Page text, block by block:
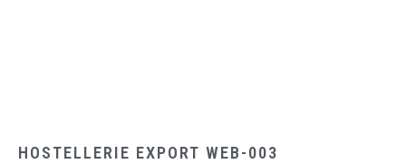
HOSTELLERIE EXPORT WEB-003